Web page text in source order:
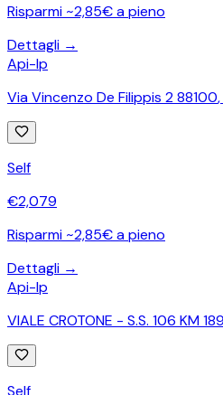
Risparmi ~2,85€ a pieno
Dettagli →
Api-Ip
Via Vincenzo De Filippis 2 88100,
Self
€2,079
Risparmi ~2,85€ a pieno
Dettagli →
Api-Ip
VIALE CROTONE - S.S. 106 KM
Self